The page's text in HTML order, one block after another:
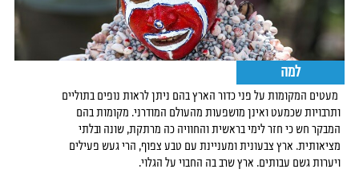
למה
מעטים המקומות על פני כדור הארץ בהם ניתן לראות נופים בתוליים
ותרבויות שכמעט ואינן מושפעות מהעולם המודרני. מקומות בהם
המבקר חש כי חזר לימי בראשית והחוויה כה מרתקת, שונה ובלתי
מציאותית. ארץ צבעונית ומעניינת עם טבע צפוף, הרי געש פעילים
ויערות גשם עבותים. ארץ שרב בה החבוי על הגלוי.